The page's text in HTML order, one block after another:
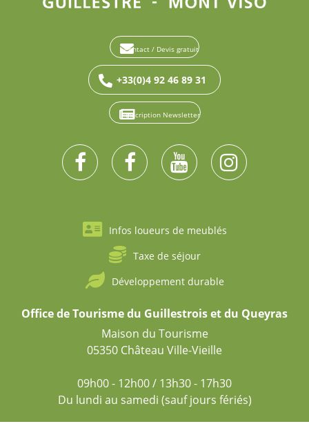
Contact / Devis gratuit
+33(0)4 92 46 89 31
Inscription Newsletter
Infos loueurs de meublés
Taxe de séjour
Développement durable
Office de Tourisme du Guillestrois et du Queyras
Maison du Tourisme
05350 Château Ville-Vieille
09h00 - 12h00 / 13h30 - 17h30
Du lundi au samedi (sauf jours fériés)